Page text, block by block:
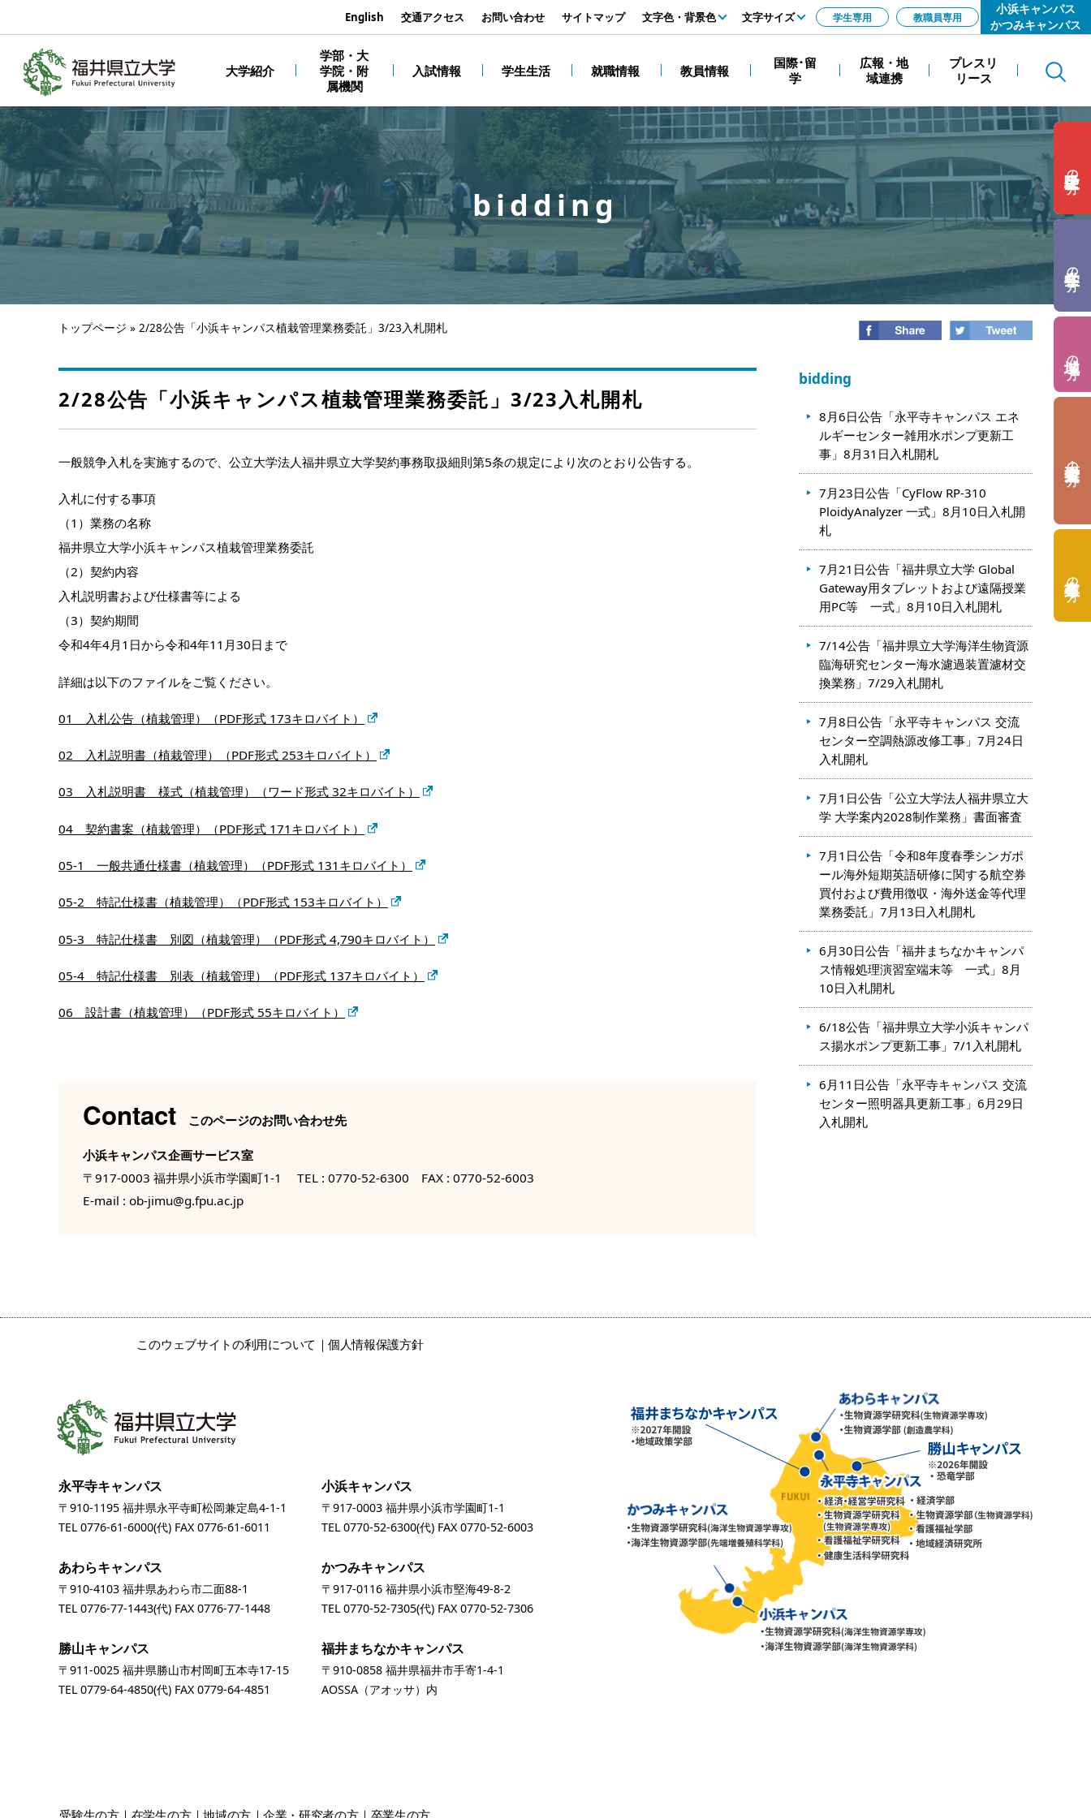
Search
大学紹介
学部・大
学院・附
属機関
入試情報 学生生活 就職情報 教員情報
国際･留
学
広報・地
域連携
プレスリ
リース
小浜キャンパス
かつみキャンパス
の方
の方
の方
の方
の方
English 交通アクセス お問い合わせ サイトマップ 文字色・背景色
黒
文字サイズ
拡大
学生専用 教職員専用
bidding
トップページ » 2/28公告「小浜キャンパス植栽管理業務委託」3/23入札開札
2/28公告「小浜キャンパス植栽管理業務委託」3/23入札開札
一般競争入札を実施するので、公立大学法人福井県立大学契約事務取扱細則第5条の規定により次のとおり公告する。
入札に付する事項
（1）業務の名称
福井県立大学小浜キャンパス植栽管理業務委託
（2）契約内容
入札説明書および仕様書等による
（3）契約期間
令和4年4月1日から令和4年11月30日まで
詳細は以下のファイルをご覧ください。
01 入札公告（植栽管理）（PDF形式 173キロバイト）
02 入札説明書（植栽管理）（PDF形式 253キロバイト）
03 入札説明書 様式（植栽管理）（ワード形式 32キロバイト）
04 契約書案（植栽管理）（PDF形式 171キロバイト）
05-1 一般共通仕様書（植栽管理）（PDF形式 131キロバイト）
05-2 特記仕様書（植栽管理）（PDF形式 153キロバイト）
05-3 特記仕様書 別図（植栽管理）（PDF形式 4,790キロバイト）
05-4 特記仕様書 別表（植栽管理）（PDF形式 137キロバイト）
06 設計書（植栽管理）（PDF形式 55キロバイト）
Contact このページのお問い合わせ先
小浜キャンパス企画サービス室
〒917-0003 福井県小浜市学園町1-1
TEL : 0770-52-6300 FAX : 0770-52-6003
E-mail : ob-jimu@g.fpu.ac.jp
bidding
8月6日公告「永平寺キャンパス エネ
ルギーセンター雑用水ポンプ更新工
事」8月31日入札開札
7月23日公告「CyFlow RP-310
PloidyAnalyzer 一式」8月10日入札開
札
7月21日公告「福井県立大学 Global
Gateway用タブレットおよび遠隔授業
用PC等 一式」8月10日入札開札
7/14公告「福井県立大学海洋生物資源
臨海研究センター海水濾過装置濾材交
換業務」7/29入札開札
7月8日公告「永平寺キャンパス 交流
センター空調熱源改修工事」7月24日
入札開札
7月1日公告「公立大学法人福井県立大
学 大学案内2028制作業務」書面審査
7月1日公告「令和8年度春季シンガポ
ール海外短期英語研修に関する航空券
買付および費用徴収・海外送金等代理
業務委託」7月13日入札開札
6月30日公告「福井まちなかキャンパ
ス情報処理演習室端末等 一式」8月
10日入札開札
6/18公告「福井県立大学小浜キャンパ
ス揚水ポンプ更新工事」7/1入札開札
6月11日公告「永平寺キャンパス 交流
センター照明器具更新工事」6月29日
入札開札
このウェブサイトの利用について 個人情報保護方針
永平寺キャンパス
〒910-1195 福井県永平寺町松岡兼定島4-1-1
TEL0776-61-6000(代) FAX 0776-61-6011
小浜キャンパス
〒917-0003 福井県小浜市学園町1-1
TEL0770-52-6300(代) FAX 0770-52-6003
あわらキャンパス
〒910-4103 福井県あわら市二面88-1
TEL0776-77-1443(代) FAX 0776-77-1448
かつみキャンパス
〒917-0116 福井県小浜市堅海49-8-2
TEL0770-52-7305(代) FAX 0770-52-7306
勝山キャンパス
〒911-0025 福井県勝山市村岡町五本寺17-15
TEL0779-64-4850(代) FAX 0779-64-4851
福井まちなかキャンパス
〒910-0858 福井県福井市手寄1-4-1
AOSSA（アオッサ）内